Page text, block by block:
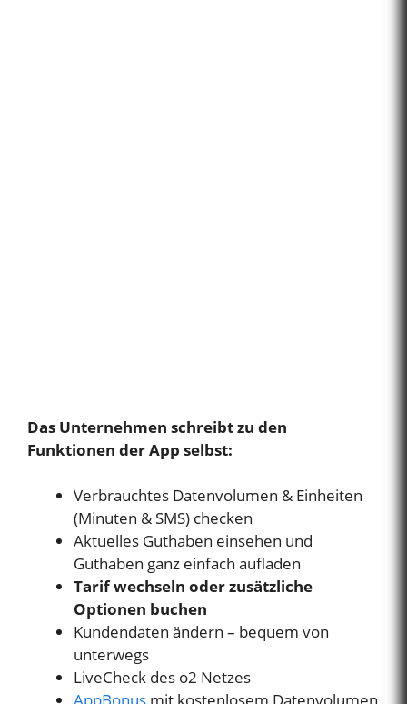
Das Unternehmen schreibt zu den
Funktionen der App selbst:
Verbrauchtes Datenvolumen & Einheiten
(Minuten & SMS) checken
Aktuelles Guthaben einsehen und
Guthaben ganz einfach aufladen
Tarif wechseln oder zusätzliche
Optionen buchen
Kundendaten ändern – bequem von
unterwegs
LiveCheck des o2 Netzes